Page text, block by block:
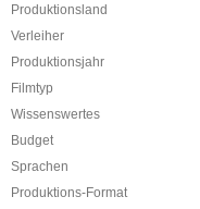
Produktionsland
Verleiher
Produktionsjahr
Filmtyp
Wissenswertes
Budget
Sprachen
Produktions-Format